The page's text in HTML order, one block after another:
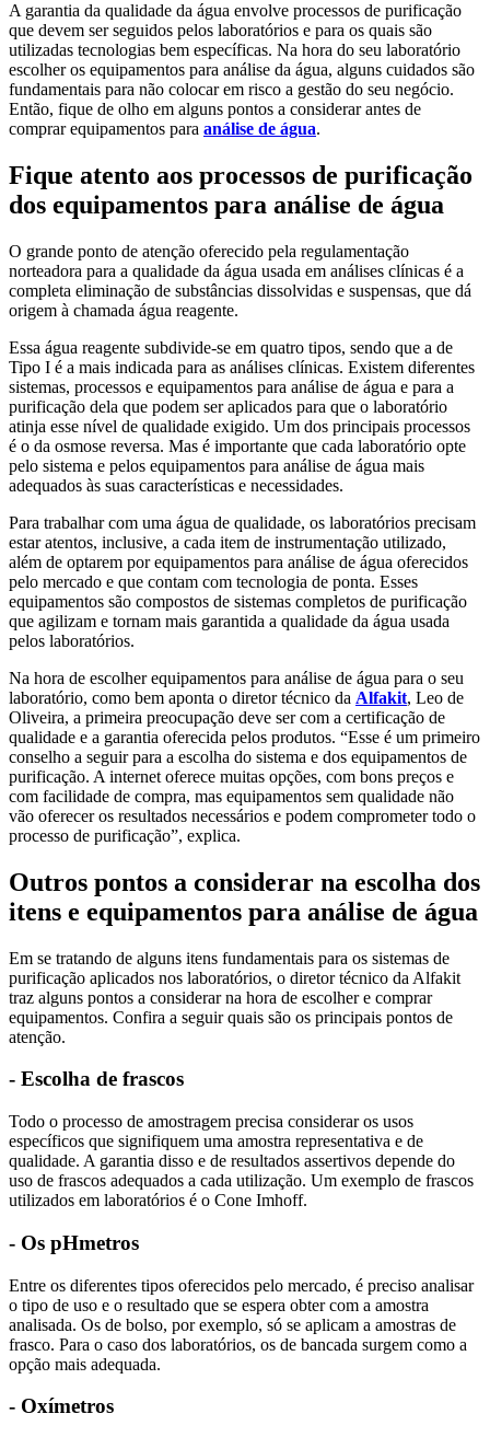
A garantia da qualidade da água envolve processos de purificação
que devem ser seguidos pelos laboratórios e para os quais são
utilizadas tecnologias bem específicas. Na hora do seu laboratório
escolher os equipamentos para análise da água, alguns cuidados são
fundamentais para não colocar em risco a gestão do seu negócio.
Então, fique de olho em alguns pontos a considerar antes de
comprar equipamentos para análise de água.
Fique atento aos processos de purificação
dos equipamentos para análise de água
O grande ponto de atenção oferecido pela regulamentação
norteadora para a qualidade da água usada em análises clínicas é a
completa eliminação de substâncias dissolvidas e suspensas, que dá
origem à chamada água reagente.
Essa água reagente subdivide-se em quatro tipos, sendo que a de
Tipo I é a mais indicada para as análises clínicas. Existem diferentes
sistemas, processos e equipamentos para análise de água e para a
purificação dela que podem ser aplicados para que o laboratório
atinja esse nível de qualidade exigido. Um dos principais processos
é o da osmose reversa. Mas é importante que cada laboratório opte
pelo sistema e pelos equipamentos para análise de água mais
adequados às suas características e necessidades.
Para trabalhar com uma água de qualidade, os laboratórios precisam
estar atentos, inclusive, a cada item de instrumentação utilizado,
além de optarem por equipamentos para análise de água oferecidos
pelo mercado e que contam com tecnologia de ponta. Esses
equipamentos são compostos de sistemas completos de purificação
que agilizam e tornam mais garantida a qualidade da água usada
pelos laboratórios.
Na hora de escolher equipamentos para análise de água para o seu
laboratório, como bem aponta o diretor técnico da Alfakit, Leo de
Oliveira, a primeira preocupação deve ser com a certificação de
qualidade e a garantia oferecida pelos produtos. “Esse é um primeiro
conselho a seguir para a escolha do sistema e dos equipamentos de
purificação. A internet oferece muitas opções, com bons preços e
com facilidade de compra, mas equipamentos sem qualidade não
vão oferecer os resultados necessários e podem comprometer todo o
processo de purificação”, explica.
Outros pontos a considerar na escolha dos
itens e equipamentos para análise de água
Em se tratando de alguns itens fundamentais para os sistemas de
purificação aplicados nos laboratórios, o diretor técnico da Alfakit
traz alguns pontos a considerar na hora de escolher e comprar
equipamentos. Confira a seguir quais são os principais pontos de
atenção.
- Escolha de frascos
Todo o processo de amostragem precisa considerar os usos
específicos que signifiquem uma amostra representativa e de
qualidade. A garantia disso e de resultados assertivos depende do
uso de frascos adequados a cada utilização. Um exemplo de frascos
utilizados em laboratórios é o Cone Imhoff.
- Os pHmetros
Entre os diferentes tipos oferecidos pelo mercado, é preciso analisar
o tipo de uso e o resultado que se espera obter com a amostra
analisada. Os de bolso, por exemplo, só se aplicam a amostras de
frasco. Para o caso dos laboratórios, os de bancada surgem como a
opção mais adequada.
- Oxímetros